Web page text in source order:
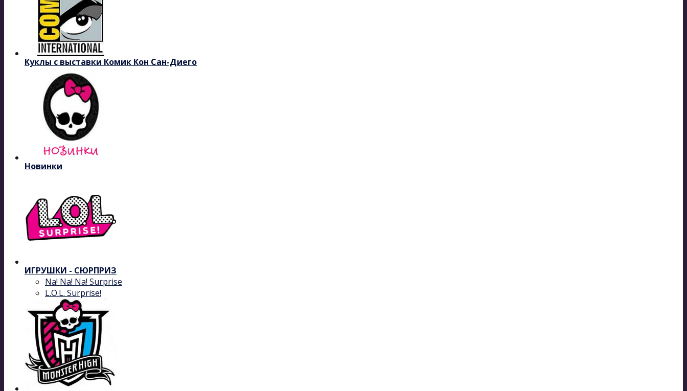
Куклы с выставки Комик Кон Сан-Диего
Новинки
ИГРУШКИ - СЮРПРИЗ
Na! Na! Na! Surprise
L.O.L. Surprise!